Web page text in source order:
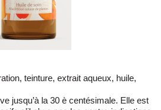
teinture, extrait aqueux, huile,
jusqu’à la 30 è centésimale. Elle est